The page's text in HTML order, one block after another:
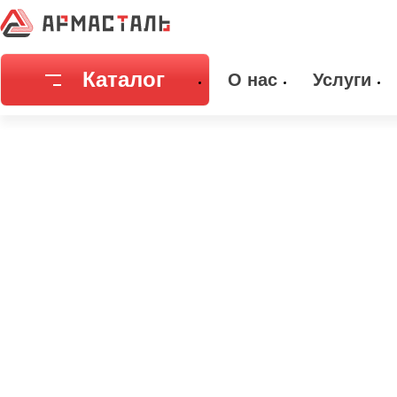
Каталог О нас Услуги
Главная Каталог Емкостное оборудование